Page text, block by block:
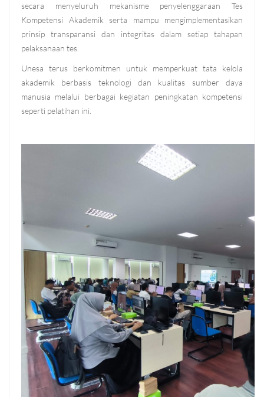
secara menyeluruh mekanisme penyelenggaraan Tes
Kompetensi Akademik serta mampu mengimplementasikan
prinsip transparansi dan integritas dalam setiap tahapan
pelaksanaan tes.
Unesa terus berkomitmen untuk memperkuat tata kelola
akademik berbasis teknologi dan kualitas sumber daya
manusia melalui berbagai kegiatan peningkatan kompetensi
seperti pelatihan ini.